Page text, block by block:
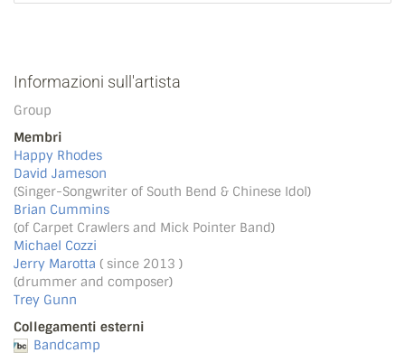
Informazioni sull'artista
Group
Membri
Happy Rhodes
David Jameson
(Singer-Songwriter of South Bend & Chinese Idol)
Brian Cummins
(of Carpet Crawlers and Mick Pointer Band)
Michael Cozzi
Jerry Marotta ( since 2013 )
(drummer and composer)
Trey Gunn
Collegamenti esterni
Bandcamp